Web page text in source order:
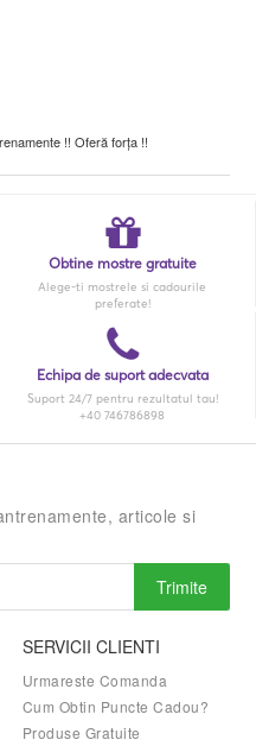
!! Oferă forța !!
Obtine mostre gratuite
Alege-ti mostrele si cadourile
preferate!
Echipa de suport adecvata
Suport 24/7 pentru rezultatul tau!
+40 746786898
articole si
Trimite
SERVICII CLIENTI
Urmareste Comanda
Cum Obtin Puncte Cadou?
Produse Gratuite